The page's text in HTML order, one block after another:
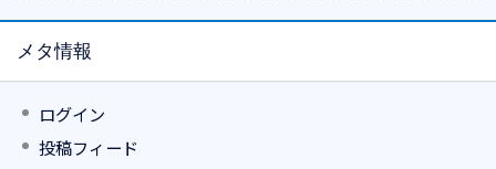
メタ情報
ログイン
投稿フィード